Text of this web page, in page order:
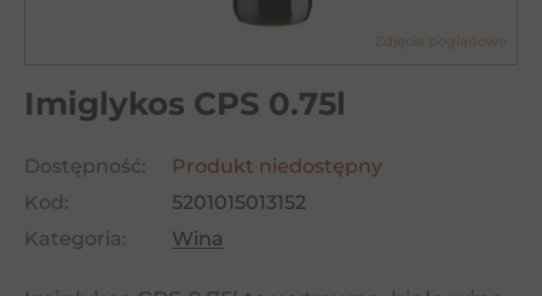
Imiglykos CPS 0.75l
Dostępność:
Produkt niedostępny
Kod:
5201015013152
Kategoria:
Wina